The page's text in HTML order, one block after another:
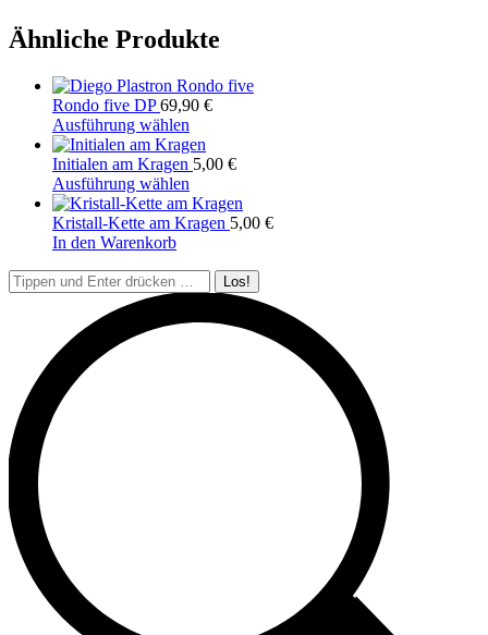
Ähnliche Produkte
Rondo five DP69,90 €
Ausführung wählen
Initialen am Kragen 5,00 €
Ausführung wählen
Produkt
weist
Optionen
Kristall-Kette am Kragen 5,00 €
In den Warenkorb
Search: